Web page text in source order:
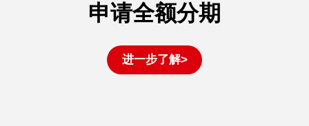
申请全额分期
进一步了解>